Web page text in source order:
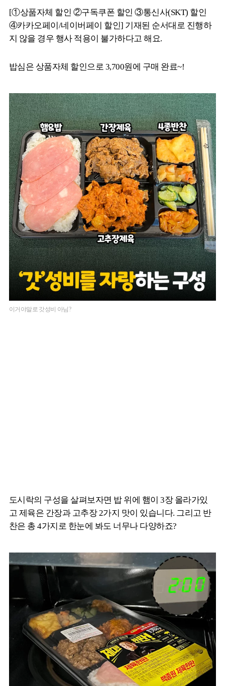
[①상품자체 할인 ②구독쿠폰 할인 ③통신사(SKT) 할인
④카카오페이/네이버페이 할인] 기재된 순서대로 진행하
지 않을 경우 행사 적용이 불가하다고 해요.
밥심은 상품자체 할인으로 3,700원에 구매 완료~!
이거야말로 갓성비 아님?
도시락의 구성을 살펴보자면 밥 위에 햄이 3장 올라가있
고 제육은 간장과 고추장 2가지 맛이 있습니다. 그리고 반
찬은 총 4가지로 한눈에 봐도 너무나 다양하죠?